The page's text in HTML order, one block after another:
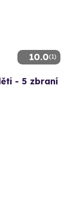
10.0(1)
- 5 zbraní